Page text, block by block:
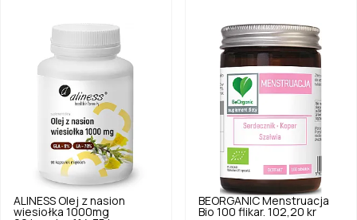
ALINESS Olej z nasion
wiesiołka 1000mg
BEORGANIC Menstruacja
Bio 100 flikar. 102,20 kr